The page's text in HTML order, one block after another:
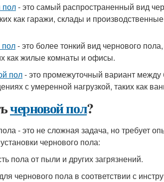
пол- это самый распространенный вид
как гаражи, склады и
пол- это более тонкий вид чернового
как жилые комнаты и офисы.
пол- это промежуточный вариант
с умеренной нагрузкой, таких как
черновой пол?
- это не сложная задача, но требует
чернового пола:
пола от пыли и других загрязнений.
чернового пола в соответствии с